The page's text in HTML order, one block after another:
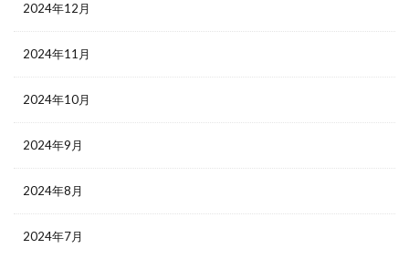
2024年12月
2024年11月
2024年10月
2024年9月
2024年8月
2024年7月